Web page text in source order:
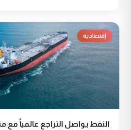
إقتصادية
النفط يواصل التراجع عالمياً